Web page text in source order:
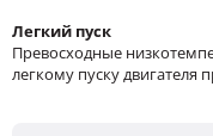
Легкий пуск
Превосходные
легкому пуску двигателя